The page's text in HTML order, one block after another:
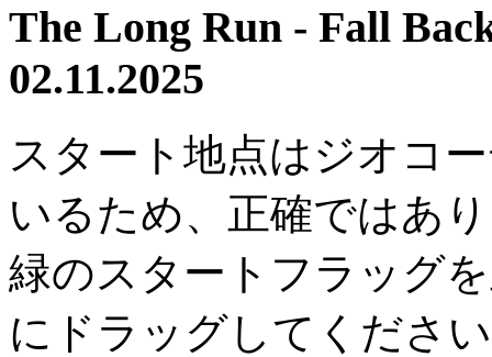
The Long Run - Fall
02.11.2025
スタート地点はジオコ
いるため、正確ではあ
緑のスタートフラッグ
にドラッグしてくださ